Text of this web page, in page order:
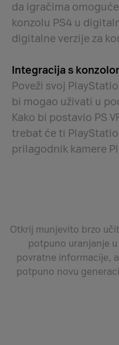
da igračima
konzolu PS4 u
digitalne verzije za
Integracija s
Poveži svoj
bi mogao uživati u
Kako bi postavio PS
trebat će ti
prilagodnik kamere
Otkrij munjevito brzo
potpuno uranjanje
povratne informacije,
potpuno novu